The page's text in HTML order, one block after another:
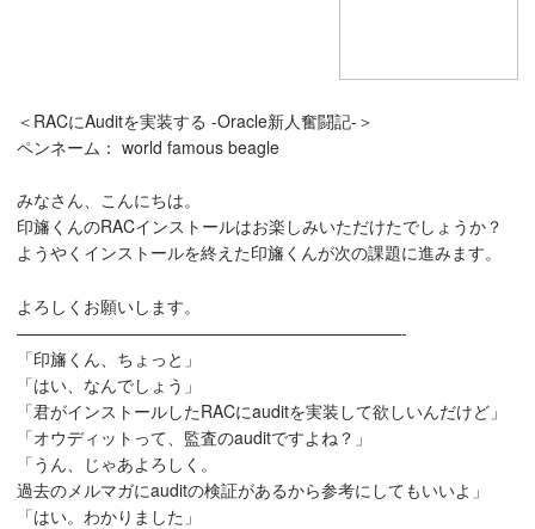
＜RACにAuditを実装する -Oracle新人奮闘記-＞
ペンネーム： world famous beagle
みなさん、こんにちは。
印旛くんのRACインストールはお楽しみいただけたでしょうか？
ようやくインストールを終えた印旛くんが次の課題に進みます。
よろしくお願いします。
———————————————————————-
「印旛くん、ちょっと」
「はい、なんでしょう」
「君がインストールしたRACにauditを実装して欲しいんだけど」
「オウディットって、監査のauditですよね？」
「うん、じゃあよろしく。
過去のメルマガにauditの検証があるから参考にしてもいいよ」
「はい。わかりました」